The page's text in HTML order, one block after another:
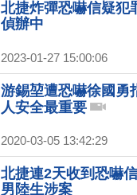
北捷炸彈恐嚇信疑犯
偵辦中
2023-01-27 15:00:06
游錫堃遭恐嚇徐國勇
人安全最重要
2020-03-05 13:42:29
北捷連2天收到恐嚇
男陸生涉案